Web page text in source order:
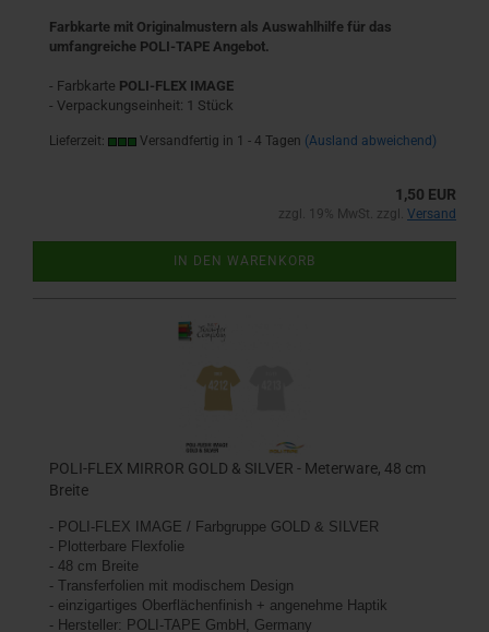
Farbkarte mit Originalmustern als Auswahlhilfe für das
umfangreiche POLI-TAPE Angebot.
- Farbkarte POLI-FLEX IMAGE
- Verpackungseinheit: 1 Stück
Lieferzeit: Versandfertig in 1 - 4 Tagen (Ausland abweichend)
1,50 EUR
zzgl. 19% MwSt. zzgl. Versand
IN DEN WARENKORB
POLI-FLEX MIRROR GOLD & SILVER - Meterware, 48 cm
Breite
- POLI-FLEX IMAGE / Farbgruppe GOLD & SILVER
- Plotterbare Flexfolie
- 48 cm Breite
- Transferfolien mit modischem Design
- einzigartiges Oberflächenfinish + angenehme Haptik
- Hersteller: POLI-TAPE GmbH, Germany